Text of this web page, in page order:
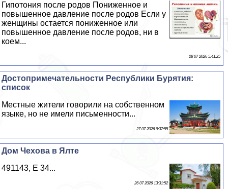
Гипотония после родов Пониженное и
повышенное давление после родов Если у
женщины остается пониженное или
повышенное давление после родов, ни в
коем...
28 07 2026 5:41:25
Достопримечательности Республики Бурятия:
список
Местные жители говорили на собственном
языке, но не имели письменности...
27 07 2026 9:37:55
Дом Чехова в Ялте
491143, E 34...
26 07 2026 13:31:52